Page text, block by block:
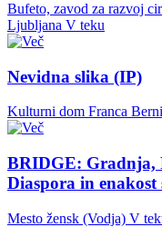
Bufeto, zavod za razvoj
Ljubljana V teku
Nevidna slika (IP)
Kulturni dom Franca
BRIDGE: Gradnja,
Diaspora in enakost
Mesto žensk (Vodja) V